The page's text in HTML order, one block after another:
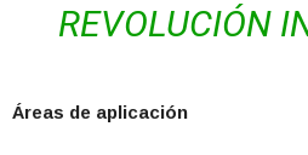
REVOLUCIÓN
Áreas de aplicación